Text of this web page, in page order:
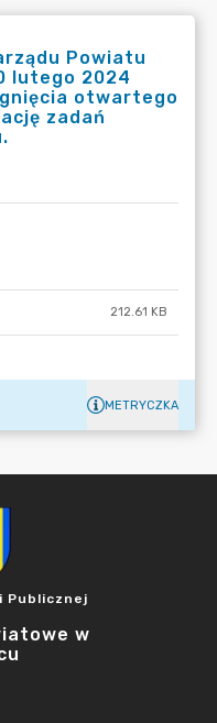
Powiatu
lutego 2024
otwartego
zadań
212.61 KB
METRYCZKA
Publicznej
w